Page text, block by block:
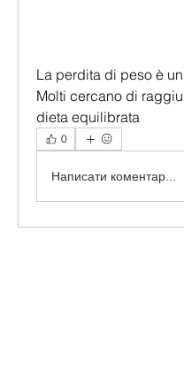
La perdita di peso è
Molti cercano di
dieta equilibrata
0
Написати коментар...